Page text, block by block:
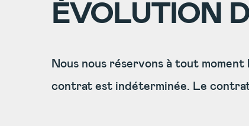
ÉVOLUTION
Nous nous réservons à tout
contrat est indéterminée. Le